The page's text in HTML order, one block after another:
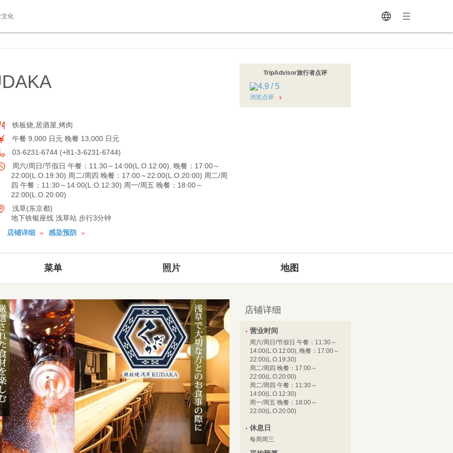
文化
铁板烧,居酒屋,烤肉
午餐 9,000 日元 晚餐 13,000 日元
03-6231-6744 (+81-3-6231-6744)
周六/周日/节假日 午餐：11:30～14:00(L.O.12:00), 晚餐：17:00～
22:00(L.O.19:30) 周二/周四 晚餐：17:00～22:00(L.O.20:00) 周二/周
四 午餐：11:30～14:00(L.O.12:30) 周一/周五 晚餐：18:00～
22:00(L.O.20:00)
浅草(东京都)
地下铁银座线 浅草站 步行3分钟
店铺详细
感染预防
TripAdvisor旅行者点评
浏览点评
菜单 照片 地图
店铺详细
营业时间
周六/周日/节假日 午餐：11:30～
14:00(L.O.12:00), 晚餐：17:00～
22:00(L.O.19:30)
周二/周四 晚餐：17:00～
22:00(L.O.20:00)
周二/周四 午餐：11:30～
14:00(L.O.12:30)
周一/周五 晚餐：18:00～
22:00(L.O.20:00)
休息日
每周周三